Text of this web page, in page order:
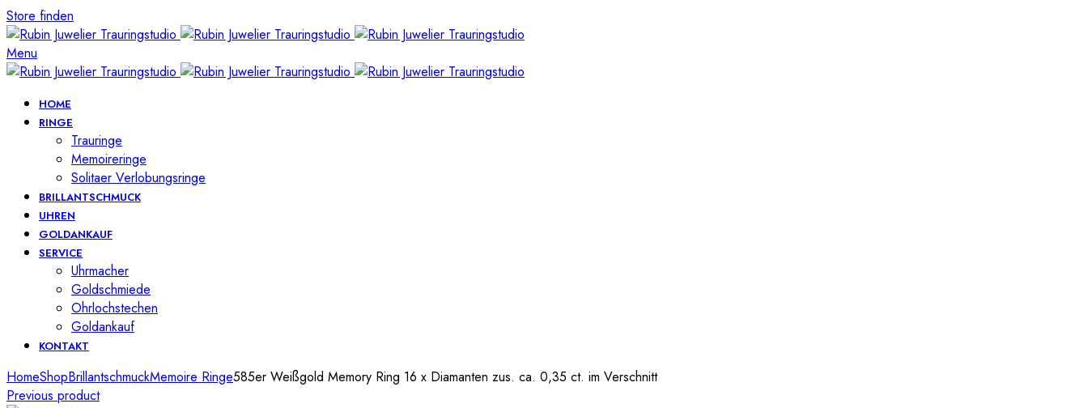
Store finden
Menu
HOME
RINGE
Trauringe
Memoireringe
Solitaer Verlobungsringe
BRILLANTSCHMUCK
UHREN
GOLDANKAUF
SERVICE
Uhrmacher
Goldschmiede
Ohrlochstechen
Goldankauf
KONTAKT
HomeShopBrillantschmuckMemoire Ringe585er Weißgold Memory Ring 16 x Diamanten zus. ca. 0,35 ct. im Verschnitt
Previous product